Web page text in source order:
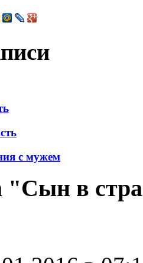
с мужем
"Сын в